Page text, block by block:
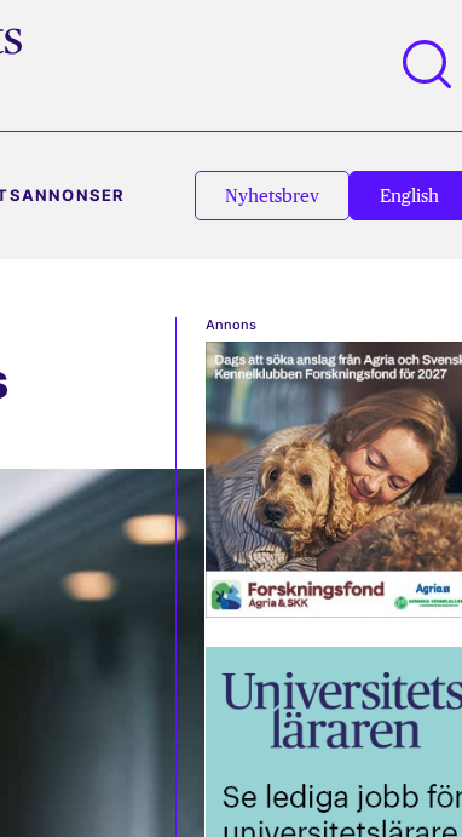
Nyhetsbrev English
Annons